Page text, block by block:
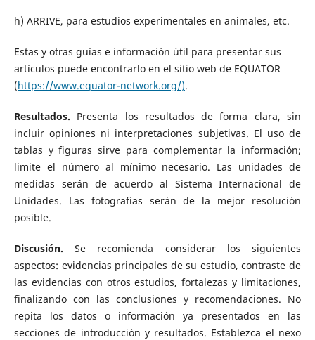
h) ARRIVE, para estudios experimentales en animales, etc.
Estas y otras guías e información útil para presentar sus
artículos puede encontrarlo en el sitio web de EQUATOR
(https://www.equator-network.org/).
Resultados. Presenta los resultados de forma clara, sin
incluir opiniones ni interpretaciones subjetivas. El uso de
tablas y figuras sirve para complementar la información;
limite el número al mínimo necesario. Las unidades de
medidas serán de acuerdo al Sistema Internacional de
Unidades. Las fotografías serán de la mejor resolución
posible.
Discusión. Se recomienda considerar los siguientes
aspectos: evidencias principales de su estudio, contraste de
las evidencias con otros estudios, fortalezas y limitaciones,
finalizando con las conclusiones y recomendaciones. No
repita los datos o información ya presentados en las
secciones de introducción y resultados. Establezca el nexo